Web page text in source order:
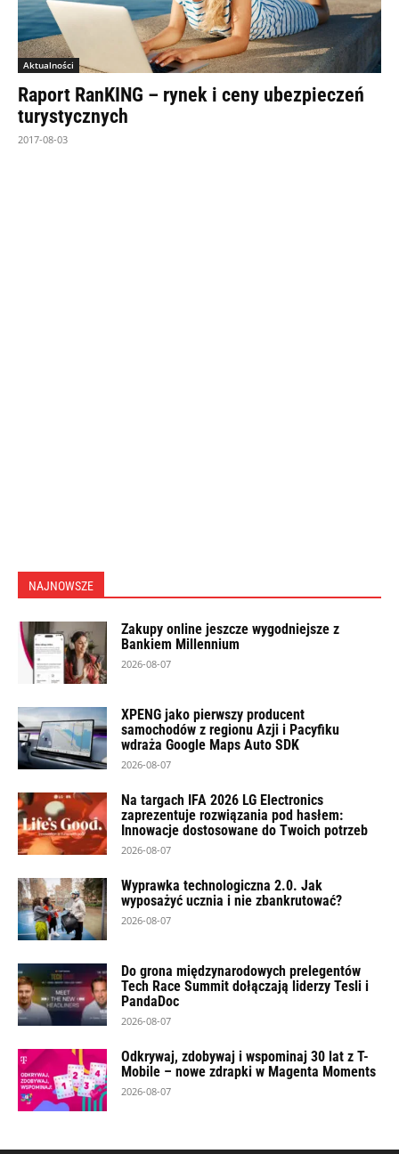
Aktualności
Raport RanKING – rynek i ceny ubezpieczeń
turystycznych
2017-08-03
NAJNOWSZE
Zakupy online jeszcze wygodniejsze z
Bankiem Millennium
2026-08-07
XPENG jako pierwszy producent
samochodów z regionu Azji i Pacyfiku
wdraża Google Maps Auto SDK
2026-08-07
Na targach IFA 2026 LG Electronics
zaprezentuje rozwiązania pod hasłem:
Innowacje dostosowane do Twoich potrzeb
2026-08-07
Wyprawka technologiczna 2.0. Jak
wyposażyć ucznia i nie zbankrutować?
2026-08-07
Do grona międzynarodowych prelegentów
Tech Race Summit dołączają liderzy Tesli i
PandaDoc
2026-08-07
Odkrywaj, zdobywaj i wspominaj 30 lat z T-
Mobile – nowe zdrapki w Magenta Moments
2026-08-07